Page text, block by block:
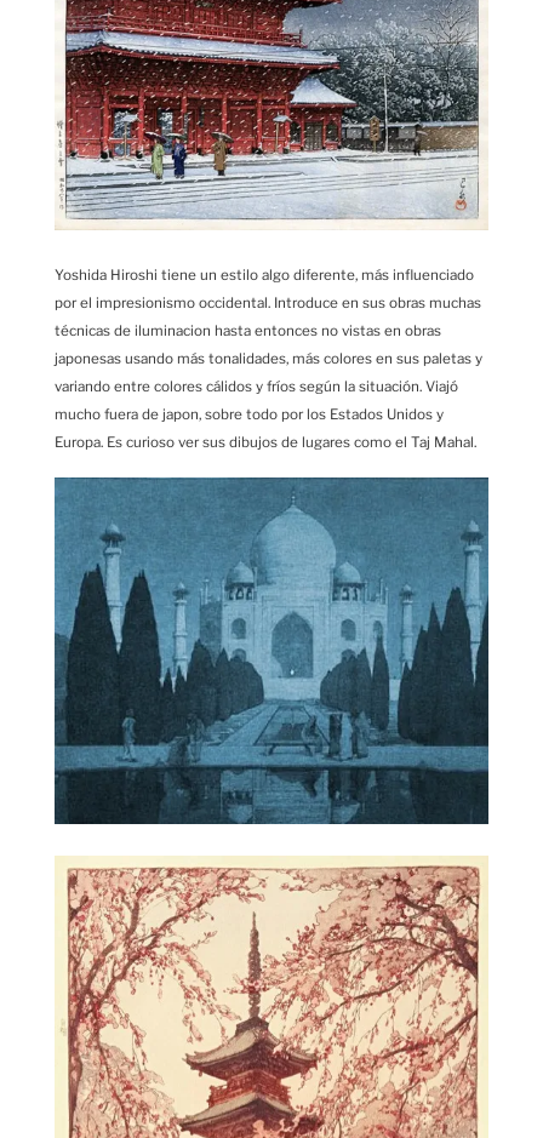
Yoshida Hiroshi tiene un estilo algo diferente, más influenciado
por el impresionismo occidental. Introduce en sus obras muchas
técnicas de iluminacion hasta entonces no vistas en obras
japonesas usando más tonalidades, más colores en sus paletas y
variando entre colores cálidos y fríos según la situación. Viajó
mucho fuera de japon, sobre todo por los Estados Unidos y
Europa. Es curioso ver sus dibujos de lugares como el Taj Mahal.